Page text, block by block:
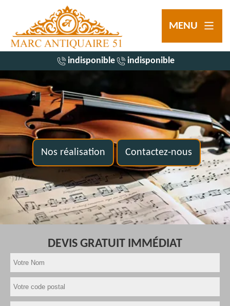
MENU
indisponible indisponible
Nos réalisation Contactez-nous
DEVIS GRATUIT IMMÉDIAT